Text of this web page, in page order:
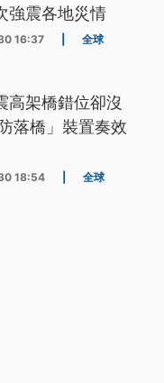
強震各地災情
16:37 全球
高架橋錯位卻沒
落橋」裝置奏效
18:54 全球